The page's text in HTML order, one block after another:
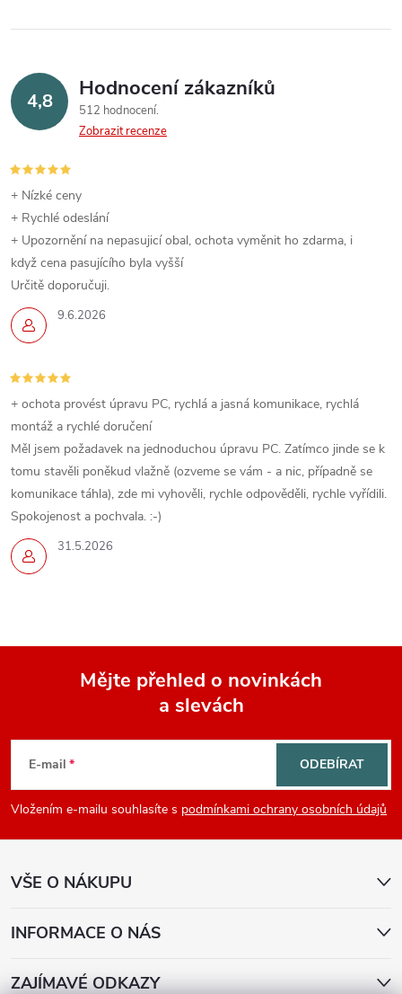
4,8 Hodnocení zákazníků
512 hodnocení
Zobrazit recenze
9.6.2026
+ Nízké ceny
+ Rychlé odeslání
+ Upozornění na nepasujicí obal, ochota vyměnit ho zdarma, i
když cena pasujícího byla vyšší
Určitě doporučuji.
31.5.2026
+ ochota provést úpravu PC, rychlá a jasná komunikace, rychlá
montáž a rychlé doručení
Měl jsem požadavek na jednoduchou úpravu PC. Zatímco jinde se k
tomu stavěli poněkud vlažně (ozveme se vám - a nic, případně se
komunikace táhla), zde mi vyhověli, rychle odpověděli, rychle vyřídili.
Spokojenost a pochvala. :-)
p
a
Mějte přehled o novinkách
a slevách
E-mail
Vložením e-mailu souhlasíte s podmínkami ochrany osobních údajů
ODEBÍRAT
VŠE O NÁKUPU
INFORMACE O NÁS
ZAJÍMAVÉ ODKAZY